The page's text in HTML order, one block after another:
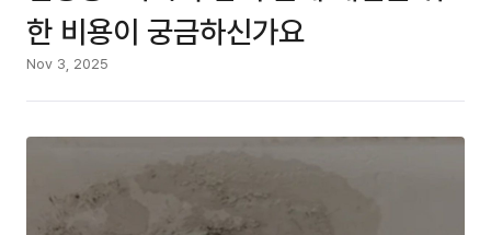
한 비용이 궁금하신가요
Nov 3, 2025